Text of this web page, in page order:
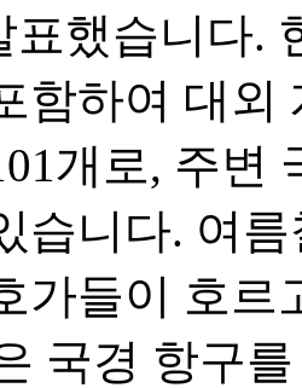
표했습니다.
함하여 대외
개로, 주변
습니다. 여
가들이 호
국경 항구